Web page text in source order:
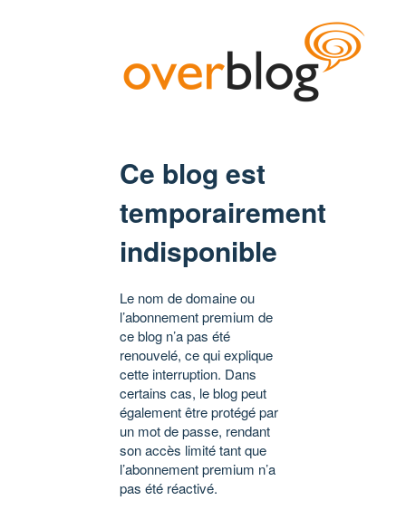
Ce blog est
temporairement
indisponible
Le nom de domaine ou
l’abonnement premium de
ce blog n’a pas été
renouvelé, ce qui explique
cette interruption. Dans
certains cas, le blog peut
également être protégé par
un mot de passe, rendant
son accès limité tant que
l’abonnement premium n’a
pas été réactivé.